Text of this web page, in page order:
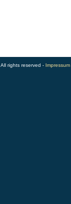
rights reserved - Impressum